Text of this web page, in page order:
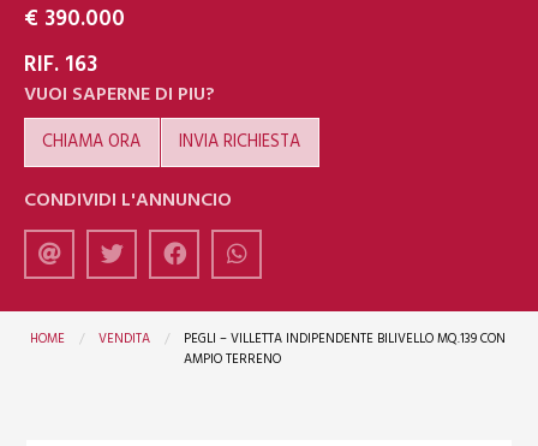
€ 390.000
RIF. 163
VUOI SAPERNE DI PIU?
CHIAMA ORA INVIA RICHIESTA
CONDIVIDI L'ANNUNCIO
HOME VENDITA
PEGLI – VILLETTA INDIPENDENTE BILIVELLO MQ.139 CON
AMPIO TERRENO